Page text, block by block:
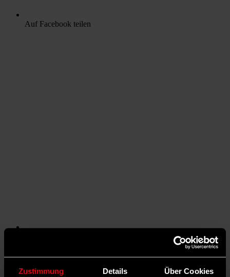
Zustimmung Details Über Cookies
Auf Facebook teilen
0 Kommentare